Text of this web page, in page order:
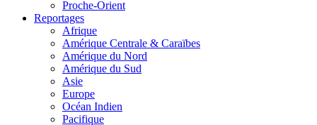
Proche-Orient
Reportages
Afrique
Amérique Centrale & Caraïbes
Amérique du Nord
Amérique du Sud
Asie
Europe
Océan Indien
Pacifique